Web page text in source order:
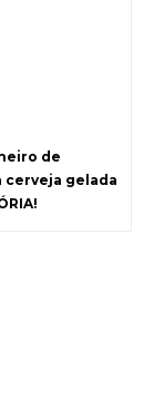
de
cerveja gelada